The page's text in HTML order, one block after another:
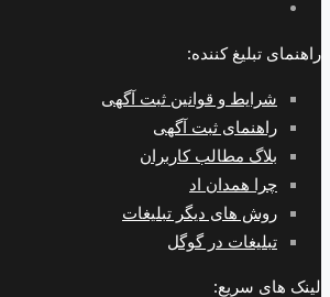
راهنمای تبلیغ کننده:
شرایط و قوانین ثبت آگهی
راهنمای ثبت آگهی
بلاگ مطالب کاربران
چرا همدان اد
روش های دیگر تبلیغات
تبلیغات در گوگل
لینک های سریع: